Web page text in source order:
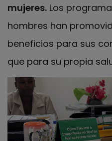
mujeres. Los
hombres han
beneficios para sus
que para su propia